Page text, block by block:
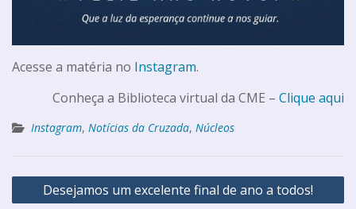
Acesse a matéria no Instagram.
Conheça a Biblioteca virtual da CME – Clique aqui
Instagram, Notícias da Cruzada, Núcleos
Desejamos um excelente final de ano a todos!